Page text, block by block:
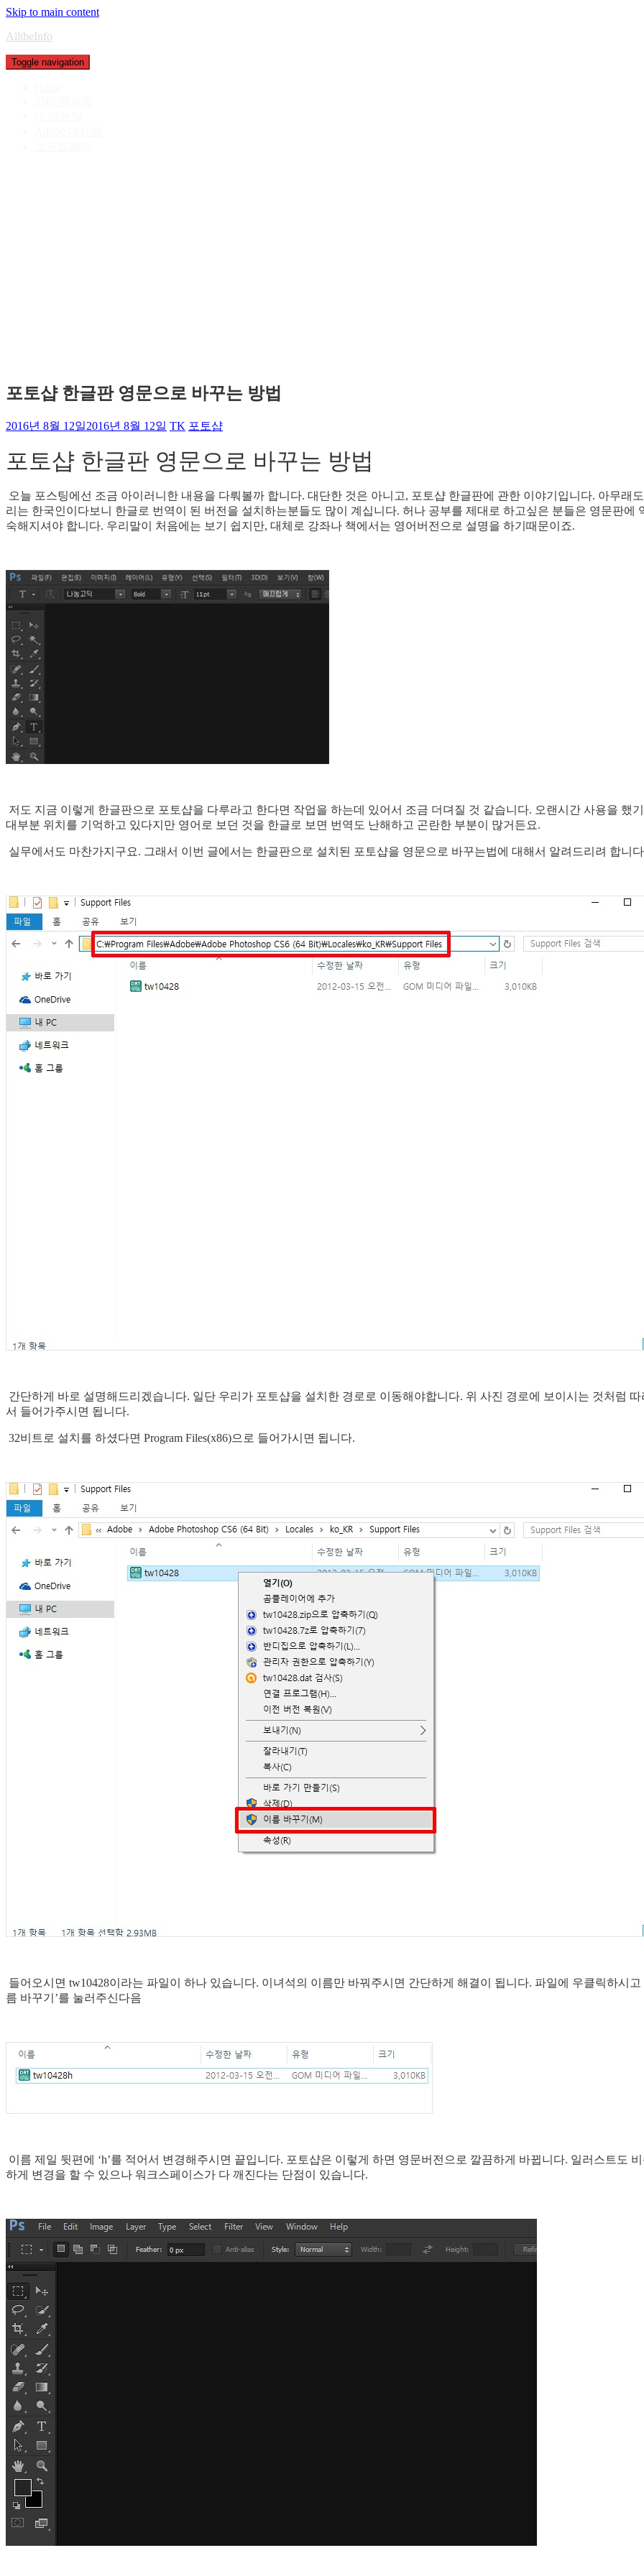
Skip to main content
AlltheInfo
Toggle navigation
포토샵 한글판 영문으로 바꾸는 방법
2016년 8월 12일2016년 8월 12일 TK 포토샵
포토샵 한글판 영문으로 바꾸는 방법
오늘 포스팅에선 조금 아이러니한 내용을 다뤄볼까 합니다. 대단한 것은 아니고, 포토샵 한글판에 관한 이야기입니다. 아무래
리는 한국인이다보니 한글로 번역이 된 버전을 설치하는분들도 많이 계십니다. 허나 공부를 제대로 하고싶은 분들은 영문판에
숙해지셔야 합니다. 우리말이 처음에는 보기 쉽지만, 대체로 강좌나 책에서는 영어버전으로 설명을 하기때문이죠.
저도 지금 이렇게 한글판으로 포토샵을 다루라고 한다면 작업을 하는데 있어서 조금 더뎌질 것 같습니다. 오랜시간 사용을 했
대부분 위치를 기억하고 있다지만 영어로 보던 것을 한글로 보면 번역도 난해하고 곤란한 부분이 많거든요.
실무에서도 마찬가지구요. 그래서 이번 글에서는 한글판으로 설치된 포토샵을 영문으로 바꾸는법에 대해서 알려드리려 합니
간단하게 바로 설명해드리겠습니다. 일단 우리가 포토샵을 설치한 경로로 이동해야합니다. 위 사진 경로에 보이시는 것처럼 따
서 들어가주시면 됩니다.
32비트로 설치를 하셨다면 Program Files(x86)으로 들어가시면 됩니다.
들어오시면 tw10428이라는 파일이 하나 있습니다. 이녀석의 이름만 바꿔주시면 간단하게 해결이 됩니다. 파일에 우클릭하시고
름 바꾸기’를 눌러주신다음
이름 제일 뒷편에 ‘h’를 적어서 변경해주시면 끝입니다. 포토샵은 이렇게 하면 영문버전으로 깔끔하게 바뀝니다. 일러스트도
하게 변경을 할 수 있으나 워크스페이스가 다 깨진다는 단점이 있습니다.